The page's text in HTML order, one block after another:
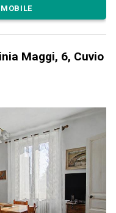
Maggi, 6, Cuvio